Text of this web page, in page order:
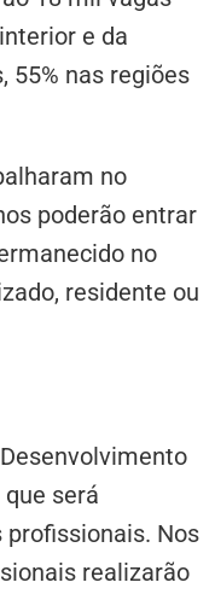
e da
55% nas regiões
no
poderão entrar
no
residente ou
será
profissionais. Nos
realizarão